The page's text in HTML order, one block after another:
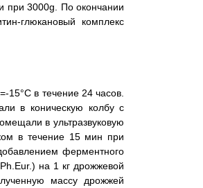
при 3000g. По окончании
глюкановый комплекс
в течение 24 часов.
в коническую колбу с
в ультразвуковую
в течение 15 мин при
ферментного
на 1 кг дрожжевой
массу дрожжей